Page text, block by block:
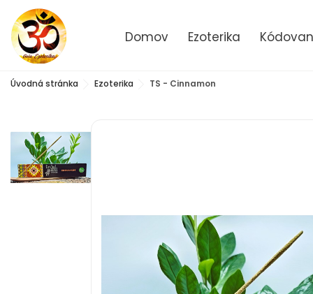
Domov Ezoterika
Úvodná stránka Ezoterika TS - Cinnamon